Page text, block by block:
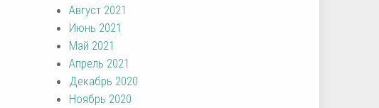
Август 2021
Июнь 2021
Май 2021
Апрель 2021
Декабрь 2020
Ноябрь 2020